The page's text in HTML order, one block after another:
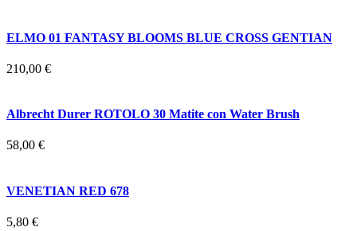
ELMO 01 FANTASY BLOOMS BLUE CROSS GENTIAN
210,00 €
Albrecht Durer ROTOLO 30 Matite con Water Brush
58,00 €
VENETIAN RED 678
5,80 €